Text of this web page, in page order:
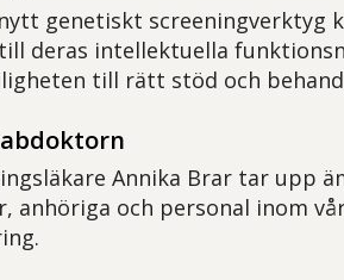
genetiskt screeningverktyg
deras intellektuella
till rätt stöd och
Annika Brar tar upp
anhöriga och personal inom